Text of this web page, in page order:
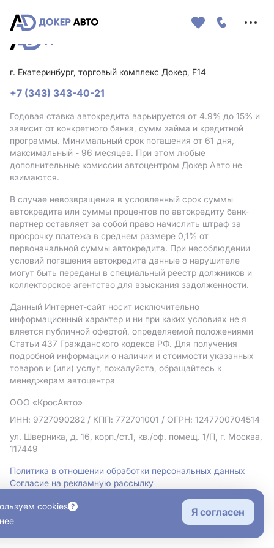
г. Екатеринбург, торговый комплекс Докер, F14
+7 (343) 343-40-21
Годовая ставка автокредита варьируется от 4.9% до 15% и
зависит от конкретного банка, сумм займа и кредитной
программы. Минимальный срок погашения от 61 дня,
максимальный - 96 месяцев. При этом любые
дополнительные комиссии автоцентром Докер Авто не
взимаются.
В случае невозвращения в условленный срок суммы
автокредита или суммы процентов по автокредиту банк-
партнер оставляет за собой право начислить штраф за
просрочку платежа в среднем размере 0,1% от
первоначальной суммы автокредита. При несоблюдении
условий погашения автокредита данные о нарушителе
могут быть переданы в специальный реестр должников и
коллекторское агентство для взыскания задолженности.
Данный Интернет-сайт носит исключительно
информационный характер и ни при каких условиях не я
вляется публичной офертой, определяемой положениями
Статьи 437 Гражданского кодекса РФ. Для получения
подробной информации о наличии и стоимости указанных
товаров и (или) услуг, пожалуйста, обращайтесь к
менеджерам автоцентра
ООО «КросАвто»
ИНН: 9727090282 / КПП: 772701001 / ОГРН: 1247700704514
ул. Шверника, д. 16, корп./ст.1, кв./оф. помещ. 1/П, г. Москва,
117449
Политика в отношении обработки персональных данных
Согласие на рекламную рассылку
cookies
Я согласен